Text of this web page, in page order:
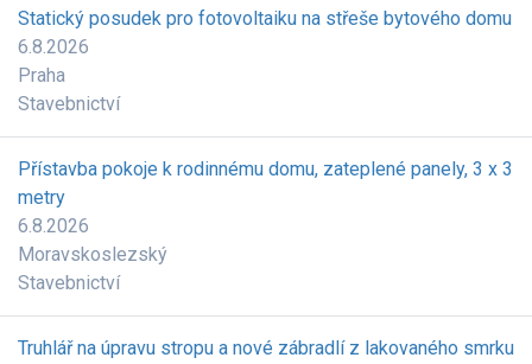
Statický posudek pro fotovoltaiku na střeše bytového domu
6.8.2026
Praha
Stavebnictví
Přístavba pokoje k rodinnému domu, zateplené panely, 3 x 3
metry
6.8.2026
Moravskoslezský
Stavebnictví
Truhlář na úpravu stropu a nové zábradlí z lakovaného smrku